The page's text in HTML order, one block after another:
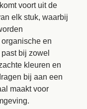
voort uit de
elk stuk, waarbij
en
bij zowel
kleuren en
bij aan een
maakt voor